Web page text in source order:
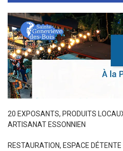
Commerces/
Sortir à Ste
20 EXPOSANTS, PRODUITS
ARTISANAT ESSONNIEN
RESTAURATION, ESPACE DÉTENTE